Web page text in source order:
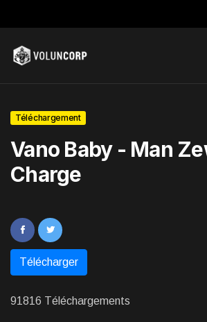
Téléchargement
Vano Baby - Man
Charge
Télécharger
91816 Téléchargements